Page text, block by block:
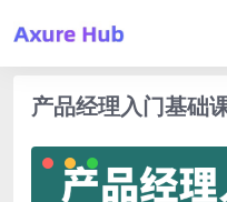
产品经理入门基础